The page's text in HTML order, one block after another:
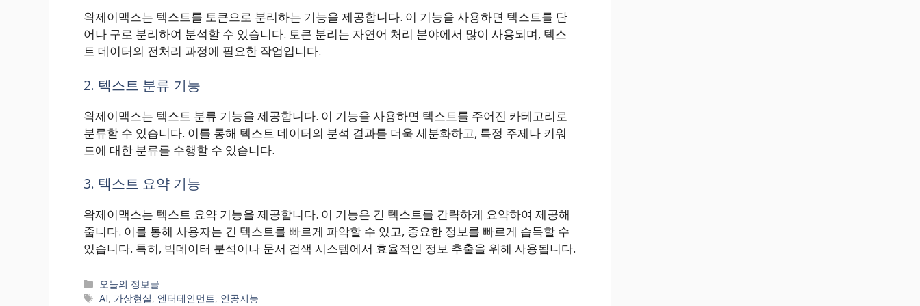
왁제이맥스는 텍스트를 토큰으로 분리하는 기능을 제공합니다. 이 기능을 사용하면 텍스트를 단
어나 구로 분리하여 분석할 수 있습니다. 토큰 분리는 자연어 처리 분야에서 많이 사용되며, 텍스
트 데이터의 전처리 과정에 필요한 작업입니다.
2. 텍스트 분류 기능
왁제이맥스는 텍스트 분류 기능을 제공합니다. 이 기능을 사용하면 텍스트를 주어진 카테고리로
분류할 수 있습니다. 이를 통해 텍스트 데이터의 분석 결과를 더욱 세분화하고, 특정 주제나 키워
드에 대한 분류를 수행할 수 있습니다.
3. 텍스트 요약 기능
왁제이맥스는 텍스트 요약 기능을 제공합니다. 이 기능은 긴 텍스트를 간략하게 요약하여 제공해
줍니다. 이를 통해 사용자는 긴 텍스트를 빠르게 파악할 수 있고, 중요한 정보를 빠르게 습득할 수
있습니다. 특히, 빅데이터 분석이나 문서 검색 시스템에서 효율적인 정보 추출을 위해 사용됩니다.
카
테
오늘의 정보글
태
AI, 가상현실, 엔터테인먼트, 인공지능